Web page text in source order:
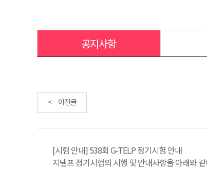
공지사항
< 이전글
[시험 안내] 538회 G-TELP 정기시험 안내
지텔프 정기시험의 시행 및 안내사항을 아래와